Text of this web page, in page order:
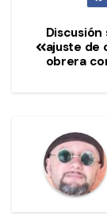
Discusión
ajuste de
obrera